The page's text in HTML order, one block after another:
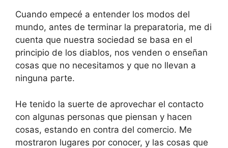
Cuando empecé a entender los modos del
mundo, antes de terminar la preparatoria, me di
cuenta que nuestra sociedad se basa en el
principio de los diablos, nos venden o enseñan
cosas que no necesitamos y que no llevan a
ninguna parte.
He tenido la suerte de aprovechar el contacto
con algunas personas que piensan y hacen
cosas, estando en contra del comercio. Me
mostraron lugares por conocer, y las cosas que